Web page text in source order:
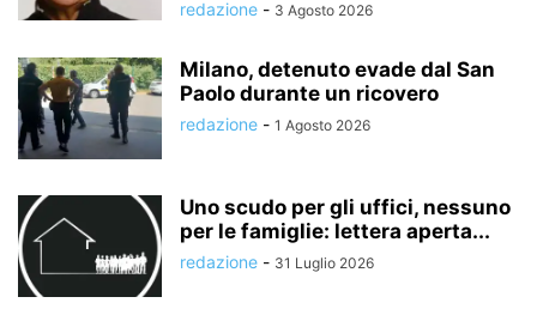
redazione - 3 Agosto 2026
Milano, detenuto evade dal San
Paolo durante un ricovero
redazione - 1 Agosto 2026
Uno scudo per gli uffici, nessuno
per le famiglie: lettera aperta...
redazione - 31 Luglio 2026